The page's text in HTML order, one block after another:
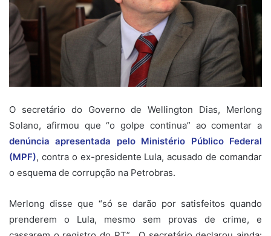
O secretário do Governo de Wellington Dias, Merlong
Solano, afirmou que “o golpe continua” ao comentar a
denúncia apresentada pelo Ministério Público Federal
(MPF), contra o ex-presidente Lula, acusado de comandar
o esquema de corrupção na Petrobras.
Merlong disse que “só se darão por satisfeitos quando
prenderem o Lula, mesmo sem provas de crime, e